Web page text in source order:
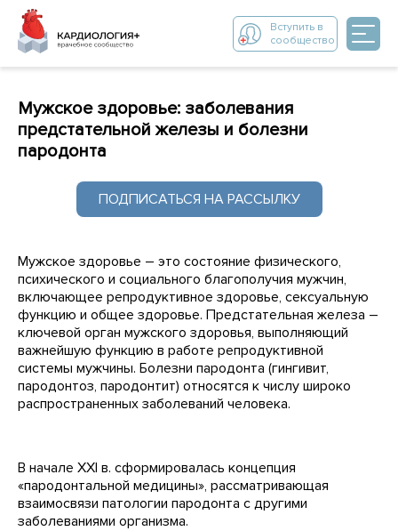
Вступить в
сообщество
Мужское здоровье: заболевания
предстательной железы и болезни
пародонта
ПОДПИСАТЬСЯ НА РАССЫЛКУ
Мужское здоровье – это состояние физического,
психического и социального благополучия мужчин,
включающее репродуктивное здоровье, сексуальную
функцию и общее здоровье. Предстательная железа –
ключевой орган мужского здоровья, выполняющий
важнейшую функцию в работе репродуктивной
системы мужчины. Болезни пародонта (гингивит,
пародонтоз, пародонтит) относятся к числу широко
распространенных заболеваний человека.
В начале XXI в. сформировалась концепция
«пародонтальной медицины», рассматривающая
взаимосвязи патологии пародонта с другими
заболеваниями организма.